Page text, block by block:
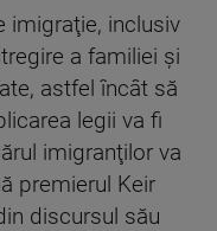
imigraţie, inclusiv
a familiei şi
astfel încât să
legii va fi
imigranţilor va
premierul Keir
discursul său